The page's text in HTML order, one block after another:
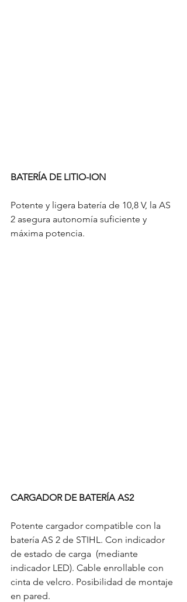
BATERÍA DE LITIO-ION
Potente y ligera batería de 10,8 V, la AS
2 asegura autonomía suficiente y
máxima potencia.
CARGADOR DE BATERÍA AS2
Potente cargador compatible con la
batería AS 2 de STIHL. Con indicador
de estado de carga  (mediante
indicador LED). Cable enrollable con
cinta de velcro. Posibilidad de montaje
en pared.